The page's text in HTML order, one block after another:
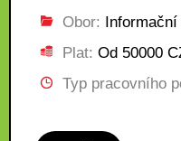
Obor:
Plat: Od 50000
Typ pracovního